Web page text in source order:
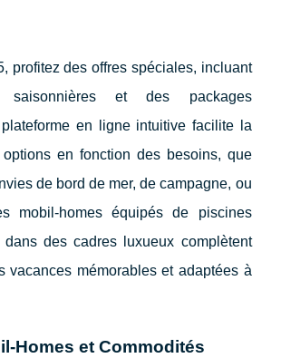
profitez des offres spéciales, incluant
saisonnières et des packages
en ligne intuitive facilite la
en fonction des besoins, que
de bord de mer, de campagne, ou
mobil-homes équipés de piscines
des cadres luxueux complètent
vacances mémorables et adaptées à
Homes et Commodités